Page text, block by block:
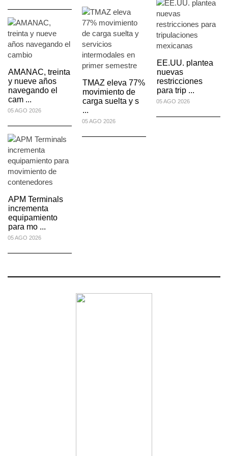
AMANAC, treinta
y nueve años
navegando el
cam ...
05 AGO 2026
APM Terminals
incrementa
equipamiento
para mo ...
05 AGO 2026
TMAZ eleva 77%
movimiento de
carga suelta y s
...
05 AGO 2026
EE.UU. plantea
nuevas
restricciones
para trip ...
05 AGO 2026